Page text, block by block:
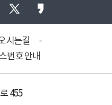
시는길
번호 안내
455